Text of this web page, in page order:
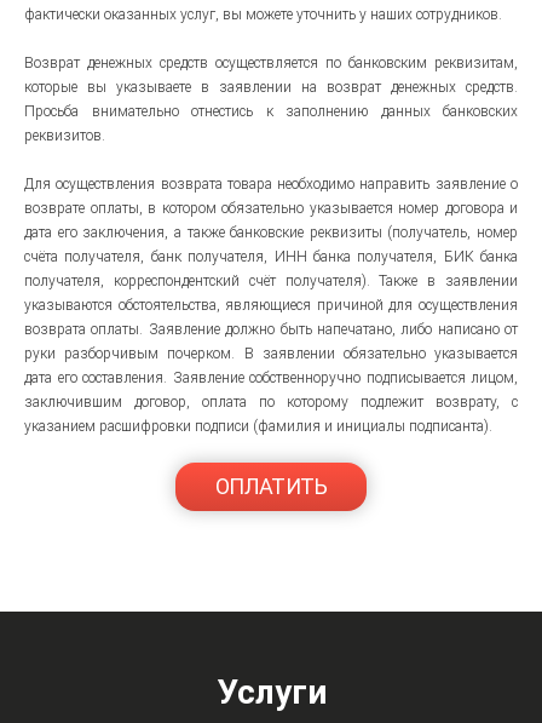
фактически оказанных услуг, вы можете уточнить у наших сотрудников.
Возврат денежных средств осуществляется по банковским реквизитам,
которые вы указываете в заявлении на возврат денежных средств.
Просьба внимательно отнестись к заполнению данных банковских
реквизитов.
Для осуществления возврата товара необходимо направить заявление о
возврате оплаты, в котором обязательно указывается номер договора и
дата его заключения, а также банковские реквизиты (получатель, номер
счёта получателя, банк получателя, ИНН банка получателя, БИК банка
получателя, корреспондентский счёт получателя). Также в заявлении
указываются обстоятельства, являющиеся причиной для осуществления
возврата оплаты. Заявление должно быть напечатано, либо написано от
руки разборчивым почерком. В заявлении обязательно указывается
дата его составления. Заявление собственноручно подписывается лицом,
заключившим договор, оплата по которому подлежит возврату, с
указанием расшифровки подписи (фамилия и инициалы подписанта).
ОПЛАТИТЬ
Услуги